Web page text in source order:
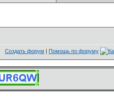
Создать форум Помощь по форуму